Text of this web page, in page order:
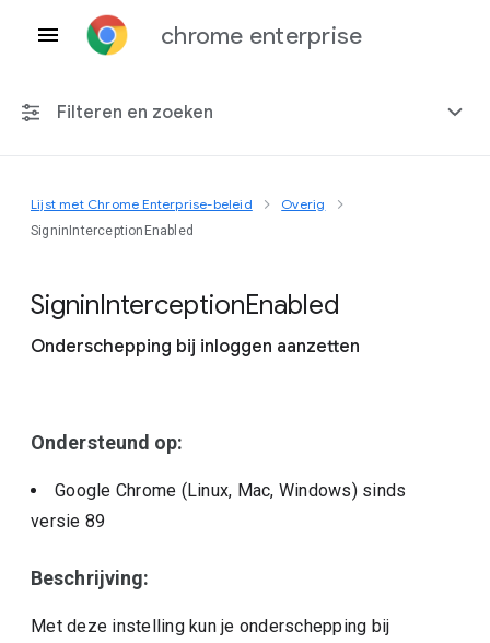
chrome enterprise
Filteren en zoeken
Elk platform
Lijst met Chrome Enterprise-beleid Overig
SigninInterceptionEnabled
SigninInterceptionEnabled
Onderschepping bij inloggen aanzetten
Ondersteund op:
Google Chrome (Linux, Mac, Windows) sinds
versie 89
Beschrijving:
Met deze instelling kun je onderschepping bij